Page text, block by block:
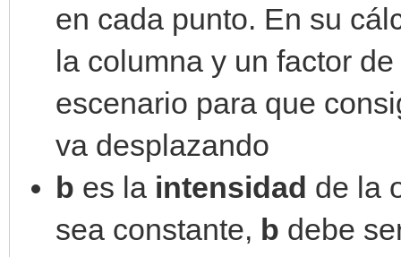
en cada punto. En su
la columna y un factor
escenario para que
va desplazando
b es la intensidad de la
sea constante, b debe